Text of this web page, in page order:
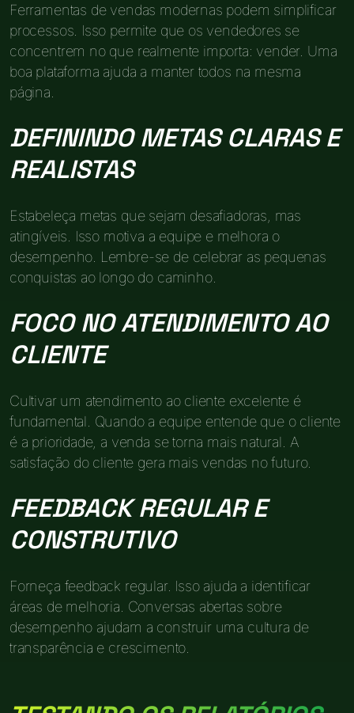
Ferramentas de vendas modernas podem simplificar
processos. Isso permite que os vendedores se
concentrem no que realmente importa: vender. Uma
boa plataforma ajuda a manter todos na mesma
página.
DEFININDO METAS CLARAS E
REALISTAS
Estabeleça metas que sejam desafiadoras, mas
atingíveis. Isso motiva a equipe e melhora o
desempenho. Lembre-se de celebrar as pequenas
conquistas ao longo do caminho.
FOCO NO ATENDIMENTO AO
CLIENTE
Cultivar um atendimento ao cliente excelente é
fundamental. Quando a equipe entende que o cliente
é a prioridade, a venda se torna mais natural. A
satisfação do cliente gera mais vendas no futuro.
FEEDBACK REGULAR E
CONSTRUTIVO
Forneça feedback regular. Isso ajuda a identificar
áreas de melhoria. Conversas abertas sobre
desempenho ajudam a construir uma cultura de
transparência e crescimento.